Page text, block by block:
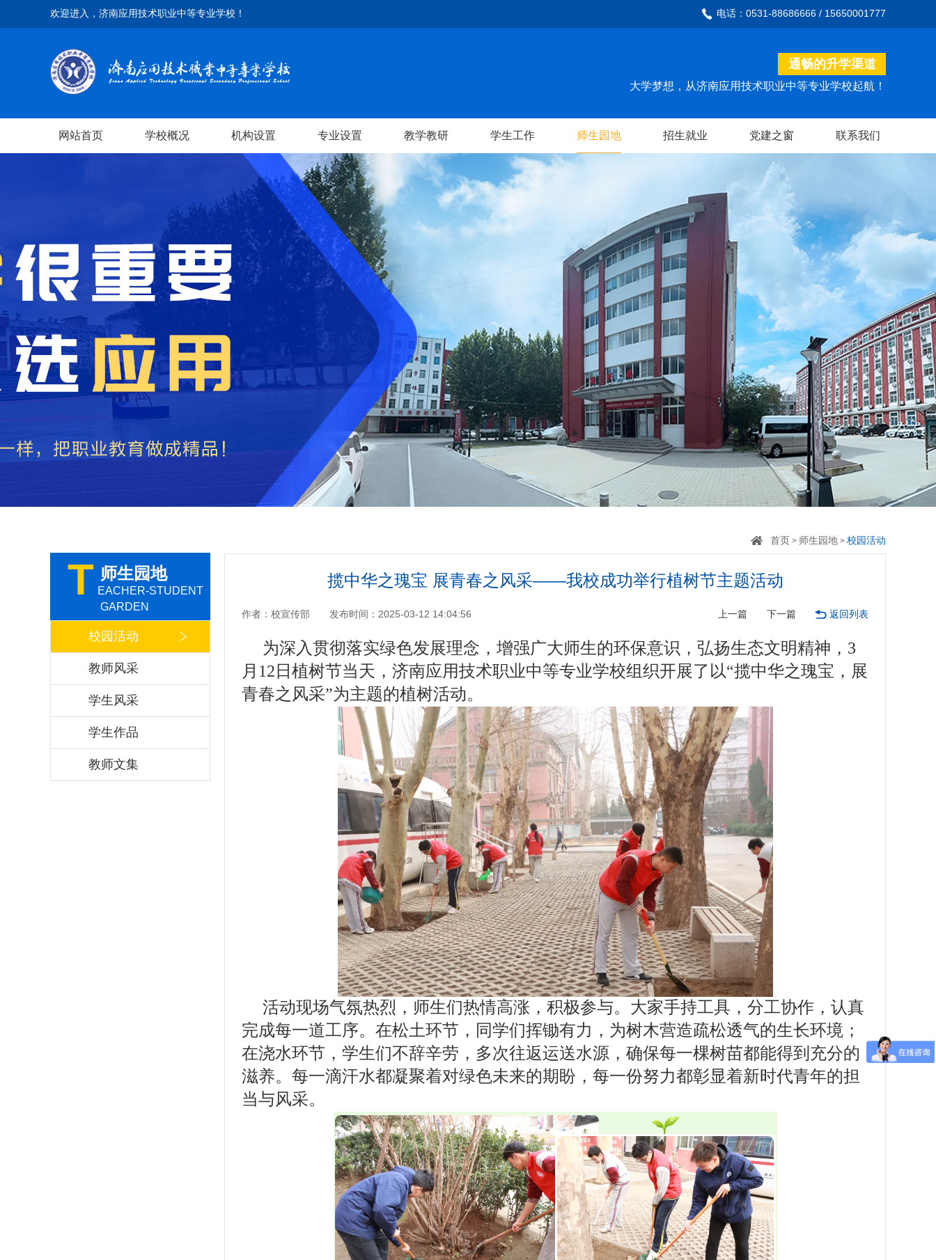
欢迎进入，济南应用技术职业中等专业学校！ 电话：0531-88686666 / 15650001777
通畅的升学渠道
大学梦想，从济南应用技术职业中等专业学校起航！
网站首页 学校概况 机构设置 专业设置 教学教研 学生工作 师生园地 招生就业 党建之窗 联系我们
师生园地
T EACHER-STUDENT
GARDEN
校园活动
教师风采
学生风采
学生作品
教师文集
首页 > 师生园地 > 校园活动
揽中华之瑰宝 展青春之风采——我校成功举行植树节主题活动
作者：校宣传部 发布时间：2025-03-12 14:04:56 上一篇 下一篇 返回列表
为深入贯彻落实绿色发展理念，增强广大师生的环保意识，弘扬生态文明精神，3
月12日植树节当天，济南应用技术职业中等专业学校组织开展了以“揽中华之瑰宝，展
青春之风采”为主题的植树活动。
活动现场气氛热烈，师生们热情高涨，积极参与。大家手持工具，分工协作，认真
完成每一道工序。在松土环节，同学们挥锄有力，为树木营造疏松透气的生长环境；
在浇水环节，学生们不辞辛劳，多次往返运送水源，确保每一棵树苗都能得到充分的
滋养。每一滴汗水都凝聚着对绿色未来的期盼，每一份努力都彰显着新时代青年的担
当与风采。